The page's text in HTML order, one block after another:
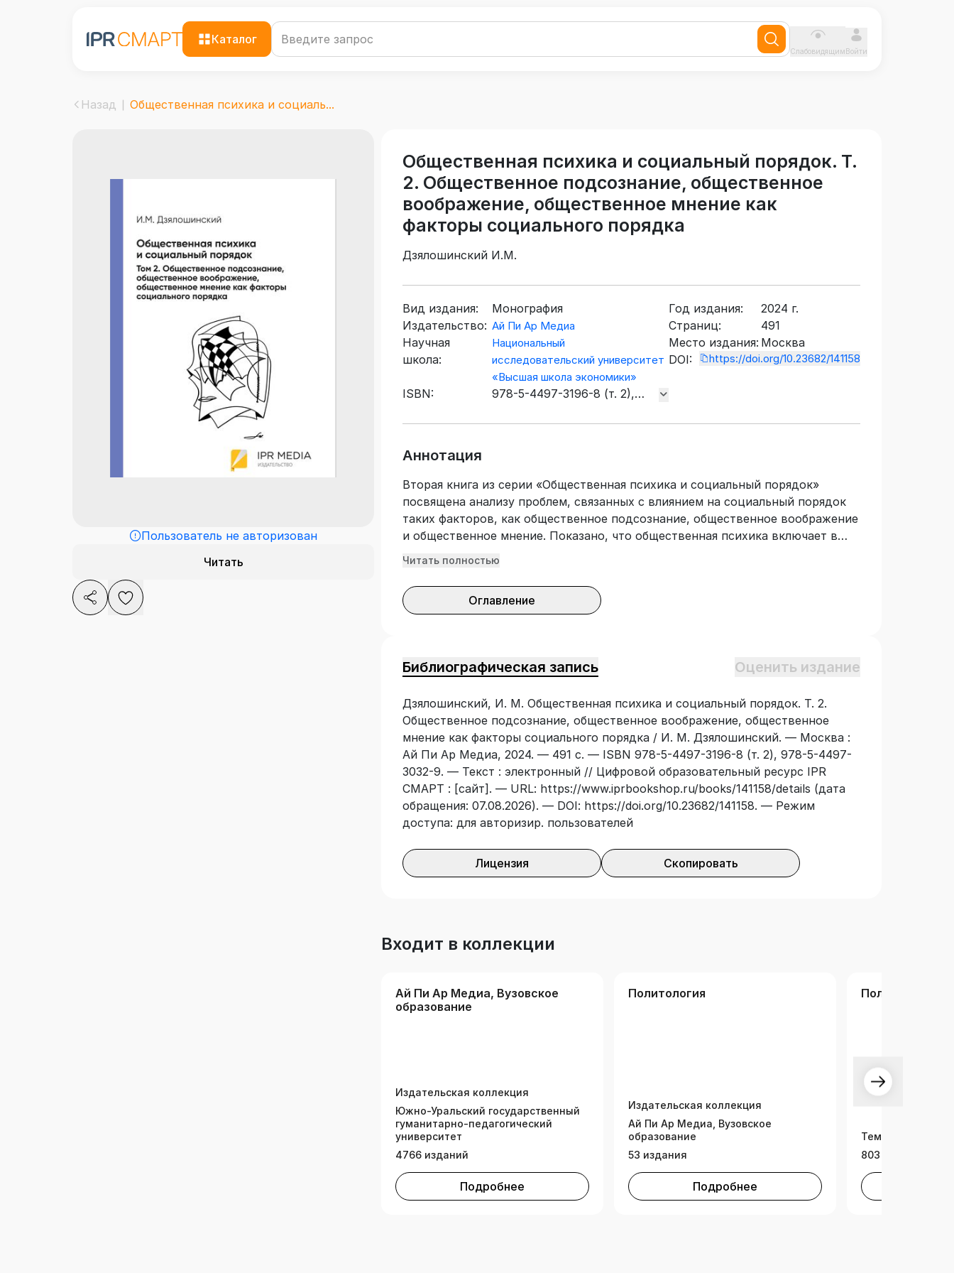
Каталог
СлабовидящимВойти
Назад Общественная психика и социаль...
Пользователь не авторизован
Читать
Общественная психика и социальный порядок. Т.
2. Общественное подсознание, общественное
воображение, общественное мнение как
факторы социального порядка
Дзялошинский И.М.
Вид издания:
Монография
Издательство: Ай Пи Ар Медиа
Научная
школа:
Национальный
исследовательский университет
«Высшая школа экономики»
ISBN:
978-5-4497-3196-8 (т. 2),
Год издания:
2024 г.
Страниц:
491
Место издания: Москва
DOI:
https://doi.org/10.23682/141158
Аннотация
Вторая книга из серии «Общественная психика и социальный порядок»
посвящена анализу проблем, связанных с влиянием на социальный порядок
таких факторов, как общественное подсознание, общественное воображение
и общественное мнение. Показано, что общественная психика включает в
свой состав скрытую, точнее сказать, неявную для каждого отдельного
артикуляции форму социально значимых переживаний людей, относительно
совпадающих эмоционально-чувственных реакций в сходных для них,
гуманитарных отраслей знания, в частности философов, культурологов,
старших курсов высших учебных заведений.
Читать полностью
Оглавление
Библиографическая запись Оценить издание
Дзялошинский, И. М. Общественная психика и социальный порядок. Т. 2.
Общественное подсознание, общественное воображение, общественное
мнение как факторы социального порядка / И. М. Дзялошинский. — Москва :
Ай Пи Ар Медиа, 2024. — 491 с. — ISBN 978-5-4497-3196-8 (т. 2), 978-5-4497-
3032-9. — Текст : электронный // Цифровой образовательный ресурс IPR
СМАРТ : [сайт]. — URL: https://www.iprbookshop.ru/books/141158/details (дата
обращения: 07.08.2026). — DOI: https://doi.org/10.23682/141158. — Режим
доступа: для авторизир. пользователей
Лицензия Скопировать
Входит в коллекции
Ай Пи Ар Медиа, Вузовское
образование
Издательская коллекция
Южно-Уральский государственный
гуманитарно-педагогический
университет
4766 изданий
Подробнее
Политология
Издательская коллекция
Ай Пи Ар Медиа, Вузовское
образование
53 издания
Подробнее
Политология.
Тематическая
803 издания